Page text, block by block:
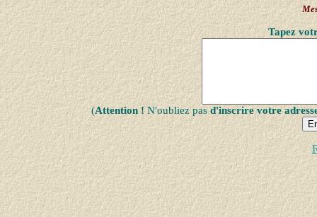
Tapez
(Attention !N'oubliez pas d'inscrire votre